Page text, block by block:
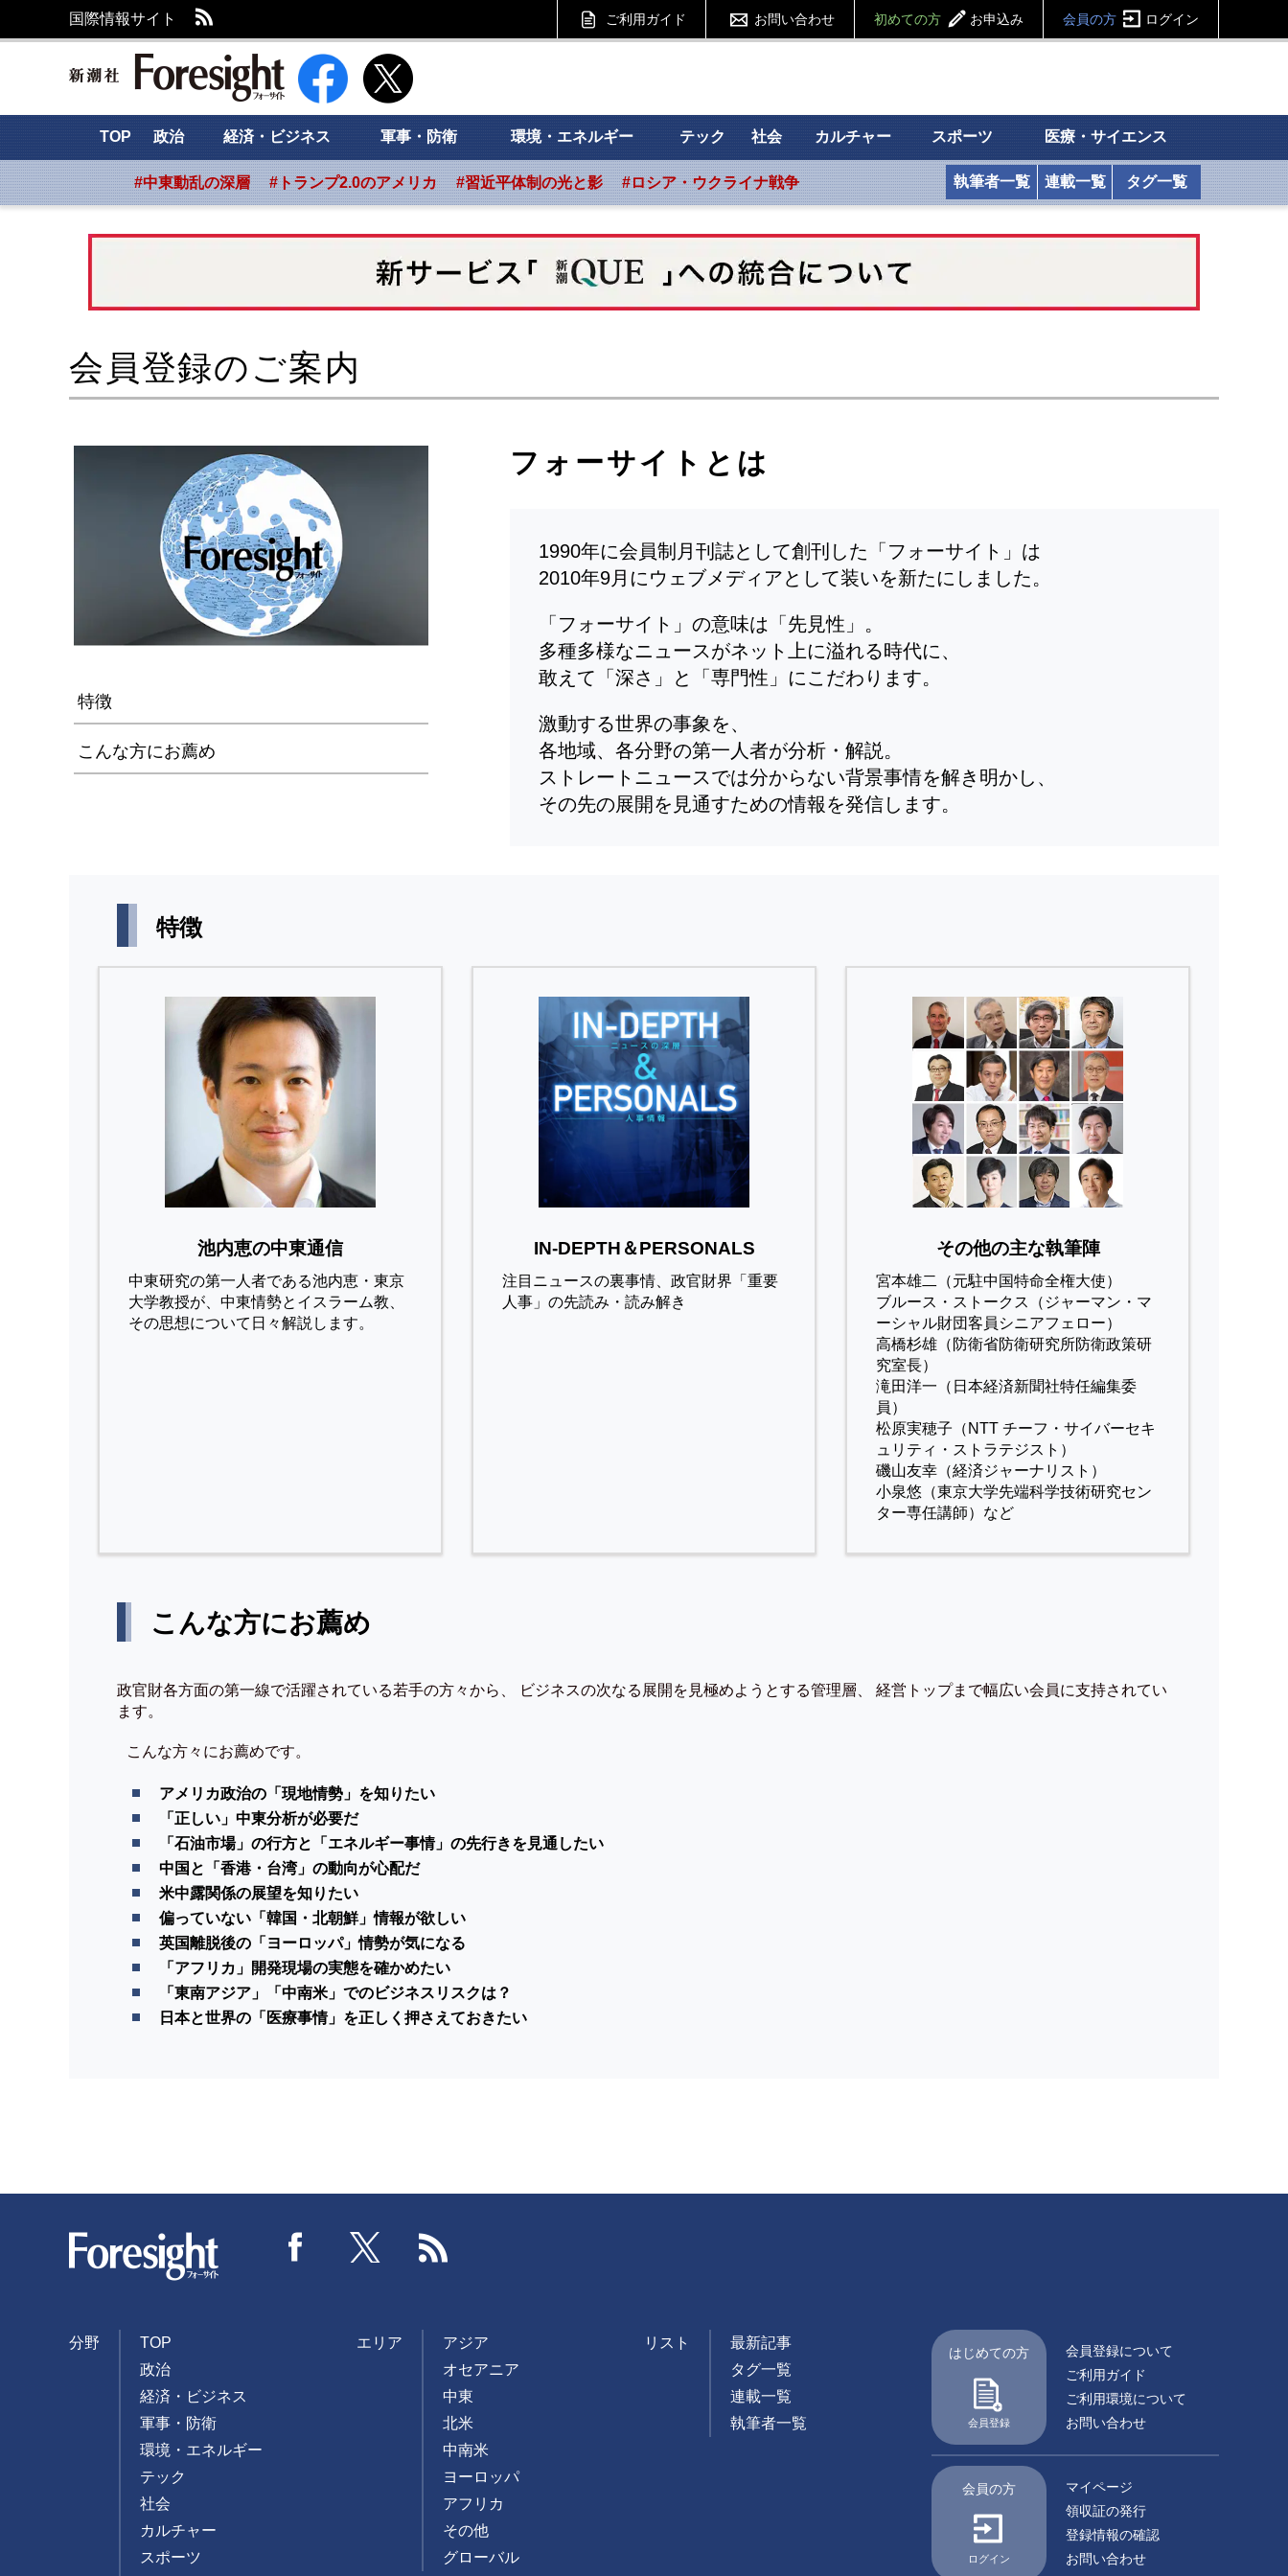
国際情報サイト ご利用ガイド お問い合わせ 初めての方 お申込み 会員の方 ログイン
新潮社 Foresight フォーサイト
TOP 政治 経済・ビジネス 軍事・防衛 環境・エネルギー テック 社会 カルチャー スポーツ 医療・サイエンス
#中東動乱の深層 #トランプ2.0のアメリカ #習近平体制の光と影 #ロシア・ウクライナ戦争 執筆者一覧 連載一覧 タグ一覧
会員登録のご案内
特徴
こんな方にお薦め
フォーサイトとは
1990年に会員制月刊誌として創刊した「フォーサイト」は
2010年9月にウェブメディアとして装いを新たにしました。
「フォーサイト」の意味は「先見性」。
多種多様なニュースがネット上に溢れる時代に、
敢えて「深さ」と「専門性」にこだわります。
激動する世界の事象を、
各地域、各分野の第一人者が分析・解説。
ストレートニュースでは分からない背景事情を解き明かし、
その先の展開を見通すための情報を発信します。
特徴
池内恵の中東通信
中東研究の第⼀⼈者である池内恵・東京
⼤学教授が、中東情勢とイスラーム教、
その思想について⽇々解説します。
IN-DEPTH＆PERSONALS
注目ニュースの裏事情、政官財界「重要
人事」の先読み・読み解き
その他の主な執筆陣
宮本雄二（元駐中国特命全権大使）
ブルース・ストークス（ジャーマン・マ
ーシャル財団客員シニアフェロー）
高橋杉雄（防衛省防衛研究所防衛政策研
究室長）
滝田洋一（日本経済新聞社特任編集委
員）
松原実穂子（NTT チーフ・サイバーセキ
ュリティ・ストラテジスト）
磯山友幸（経済ジャーナリスト）
小泉悠（東京大学先端科学技術研究セン
ター専任講師）など
こんな方にお薦め
政官財各方面の第一線で活躍されている若手の方々から、 ビジネスの次なる展開を見極めようとする管理層、 経営トップまで幅広い会員に支持されてい
ます。
こんな方々にお薦めです。
アメリカ政治の「現地情勢」を知りたい
「正しい」中東分析が必要だ
「石油市場」の行方と「エネルギー事情」の先行きを見通したい
中国と「香港・台湾」の動向が心配だ
米中露関係の展望を知りたい
偏っていない「韓国・北朝鮮」情報が欲しい
英国離脱後の「ヨーロッパ」情勢が気になる
「アフリカ」開発現場の実態を確かめたい
「東南アジア」「中南米」でのビジネスリスクは？
日本と世界の「医療事情」を正しく押さえておきたい
Facebook Twitter
分野
TOP
政治
経済・ビジネス
軍事・防衛
環境・エネルギー
テック
社会
カルチャー
スポーツ
エリア
アジア
オセアニア
中東
北米
中南米
ヨーロッパ
アフリカ
その他
グローバル
リスト
最新記事
タグ一覧
連載一覧
執筆者一覧
はじめての方
会員登録
会員登録について
ご利用ガイド
ご利用環境について
お問い合わせ
会員の方
ログイン
マイページ
領収証の発行
登録情報の確認
お問い合わせ